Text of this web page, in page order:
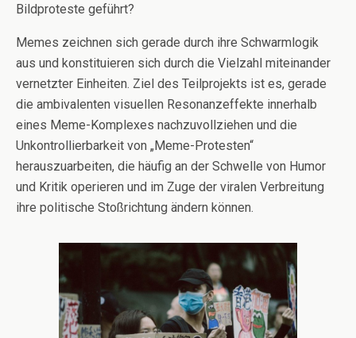
Bildproteste geführt?
Memes zeichnen sich gerade durch ihre Schwarmlogik
aus und konstituieren sich durch die Vielzahl miteinander
vernetzter Einheiten. Ziel des Teilprojekts ist es, gerade
die ambivalenten visuellen Resonanzeffekte innerhalb
eines Meme-Komplexes nachzuvollziehen und die
Unkontrollierbarkeit von „Meme-Protesten“
herauszuarbeiten, die häufig an der Schwelle von Humor
und Kritik operieren und im Zuge der viralen Verbreitung
ihre politische Stoßrichtung ändern können.